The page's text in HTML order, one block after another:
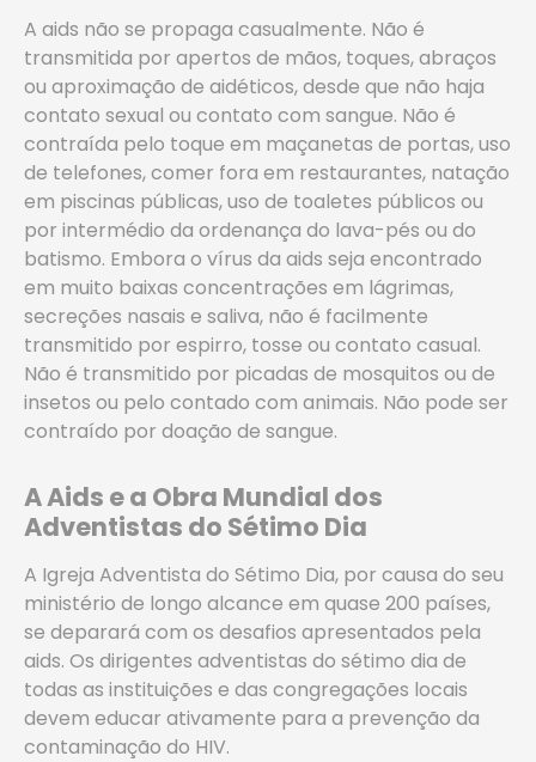
A aids não se propaga casualmente. Não é
transmitida por apertos de mãos, toques, abraços
ou aproximação de aidéticos, desde que não haja
contato sexual ou contato com sangue. Não é
contraída pelo toque em maçanetas de portas, uso
de telefones, comer fora em restaurantes, natação
em piscinas públicas, uso de toaletes públicos ou
por intermédio da ordenança do lava-pés ou do
batismo. Embora o vírus da aids seja encontrado
em muito baixas concentrações em lágrimas,
secreções nasais e saliva, não é facilmente
transmitido por espirro, tosse ou contato casual.
Não é transmitido por picadas de mosquitos ou de
insetos ou pelo contado com animais. Não pode ser
contraído por doação de sangue.
A Aids e a Obra Mundial dos
Adventistas do Sétimo Dia
A Igreja Adventista do Sétimo Dia, por causa do seu
ministério de longo alcance em quase 200 países,
se deparará com os desafios apresentados pela
aids. Os dirigentes adventistas do sétimo dia de
todas as instituições e das congregações locais
devem educar ativamente para a prevenção da
contaminação do HIV.